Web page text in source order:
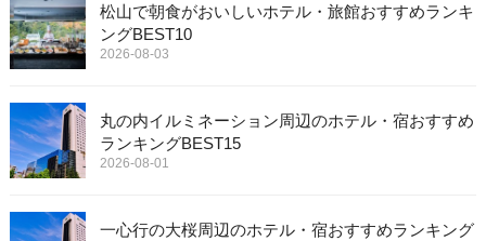
松山で朝食がおいしいホテル・旅館おすすめランキ
ングBEST10
2026-08-03
丸の内イルミネーション周辺のホテル・宿おすすめ
ランキングBEST15
2026-08-01
一心行の大桜周辺のホテル・宿おすすめランキング